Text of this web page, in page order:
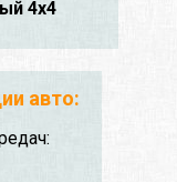
4x4
авто: